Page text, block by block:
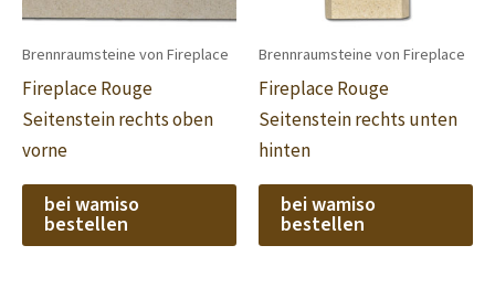
Brennraumsteine von Fireplace
Fireplace Rouge
Seitenstein rechts oben
vorne
bei wamiso
bestellen
Brennraumsteine von Fireplace
Fireplace Rouge
Seitenstein rechts unten
hinten
bei wamiso
bestellen